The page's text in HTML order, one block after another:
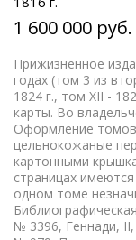
1 600 000 руб.
Прижизненное
годах (том 3 из
1824 г., том XII -
карты. Во
Оформление томов
цельнокожаные
картонными
страницах
одном томе
№ 3396, Геннади,